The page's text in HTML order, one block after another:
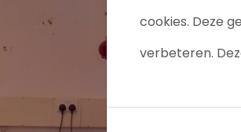
cookies. Deze
verbeteren.